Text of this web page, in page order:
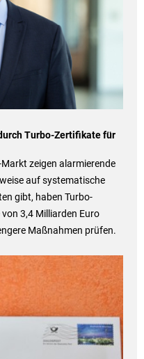
Turbo-Zertifikate für
zeigen alarmierende
auf systematische
gibt, haben Turbo-
3,4 Milliarden Euro
Maßnahmen prüfen.